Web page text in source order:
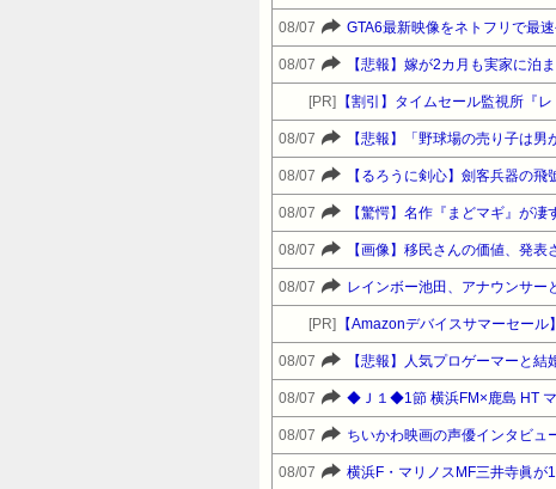
08/07 GTA6最新映像をネトフリで最
08/07 【悲報】嫁が2カ月も実家に泊
[PR] 【割引】タイムセール監視所『レ
08/07 【悲報】「野球場の売り子は
08/07 【るろうに剣心】劍客兵器の
08/07
08/07 【画像】移民さんの価値、発表
08/07 レインボー池田、アナウンサー
[PR]
08/07 【悲報】人気プロゲーマーと
08/07 ◆Ｊ１◆1節 横浜FM×鹿島 HT
08/07 ちいかわ映画の声優インタビュ
08/07